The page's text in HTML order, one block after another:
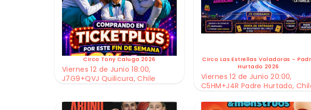
Circo Tony Caluga 2026
Viernes 12 de Junio 18:00,
J7G9+QVJ Quilicura, Chile
Circo Las Estrellas Voladoras -
Hurtado 2026
Viernes 12 de Junio 20:00,
C5HM+J4R Padre Hurtado,